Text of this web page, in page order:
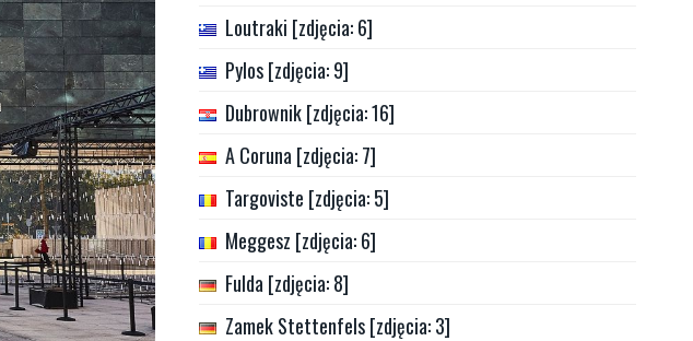
Loutraki [zdjęcia: 6]
Pylos [zdjęcia: 9]
Dubrownik [zdjęcia: 16]
A Coruna [zdjęcia: 7]
Targoviste [zdjęcia: 5]
Meggesz [zdjęcia: 6]
Fulda [zdjęcia: 8]
Zamek Stettenfels [zdjęcia: 3]